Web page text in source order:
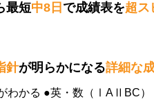
最短中8日 で成績表を超ス
針が明らかになる詳細な
わかる ●英・数（ⅠAⅡBC）